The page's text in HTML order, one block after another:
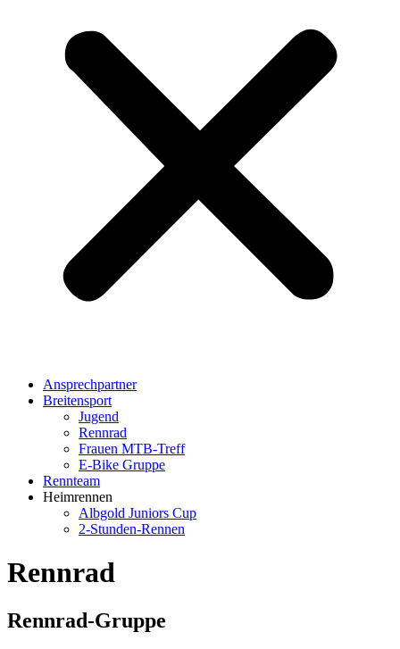
Ansprechpartner
Breitensport
Jugend
Rennrad
Frauen MTB-Treff
E-Bike Gruppe
Rennteam
Heimrennen
Albgold Juniors Cup
2-Stunden-Rennen
Rennrad
Rennrad-Gruppe